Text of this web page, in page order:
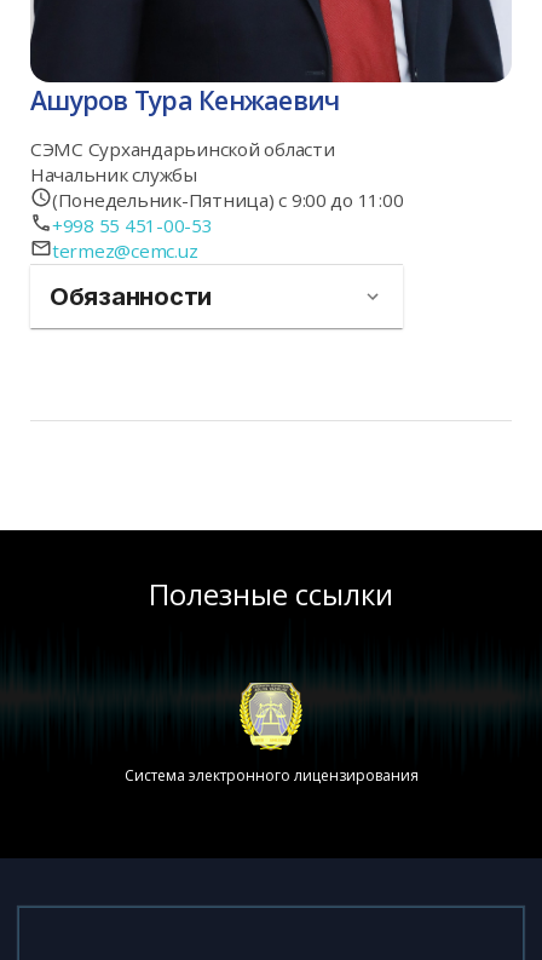
Ашуров Тура Кенжаевич
СЭМС Сурхандарьинской области
Начальник службы
(Понедельник-Пятница) с 9:00 до 11:00
+998 55 451-00-53
termez@cemc.uz
Обязанности
Полезные ссылки
Система электронного лицензирования